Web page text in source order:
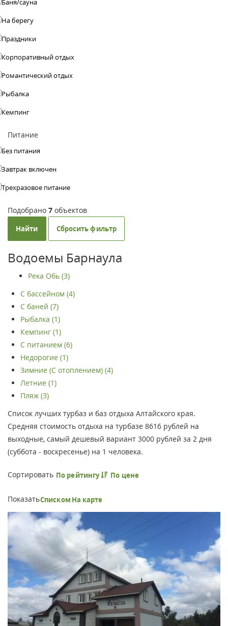
Баня/сауна
На берегу
Праздники
Корпоративный отдых
Романтический отдых
Рыбалка
Кемпинг
Питание
Без питания
Завтрак включен
Трехразовое питание
Подобрано 7 объектов
Найти Сбросить фильтр
Водоемы Барнаула
Река Обь (3)
С бассейном (4)
С баней (7)
Рыбалка (1)
Кемпинг (1)
С питанием (6)
Недорогие (1)
Зимние (С отоплением) (4)
Летние (1)
Пляж (3)
Список лучших турбаз и баз отдыха Алтайского края.
Средняя стоимость отдыха на турбазе 8616 рублей на
выходные, самый дешевый вариант 3000 рублей за 2 дня
(суббота - воскресенье) на 1 человека.
Сортировать По рейтингу По цене
ПоказатьСписком На карте